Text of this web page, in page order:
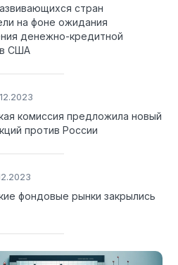
стран
на фоне ожидания
денежно-кредитной
в США
комиссия предложила новый
против России
фондовые рынки закрылись